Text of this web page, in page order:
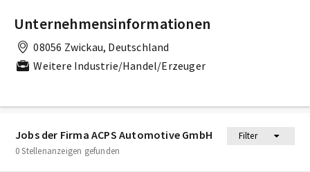
Jobs der Firma ACPS Automotive GmbH
Filter
0 Stellenanzeigen gefunden
Unternehmensinformationen
08056 Zwickau, Deutschland
Weitere Industrie/Handel/Erzeuger